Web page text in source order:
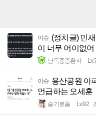
이슈 (정치글) 민
이 너무 어이없어
난독중증환자
이슈 용산공원 아
언급하는 오세훈
슬기로움 Lv.92